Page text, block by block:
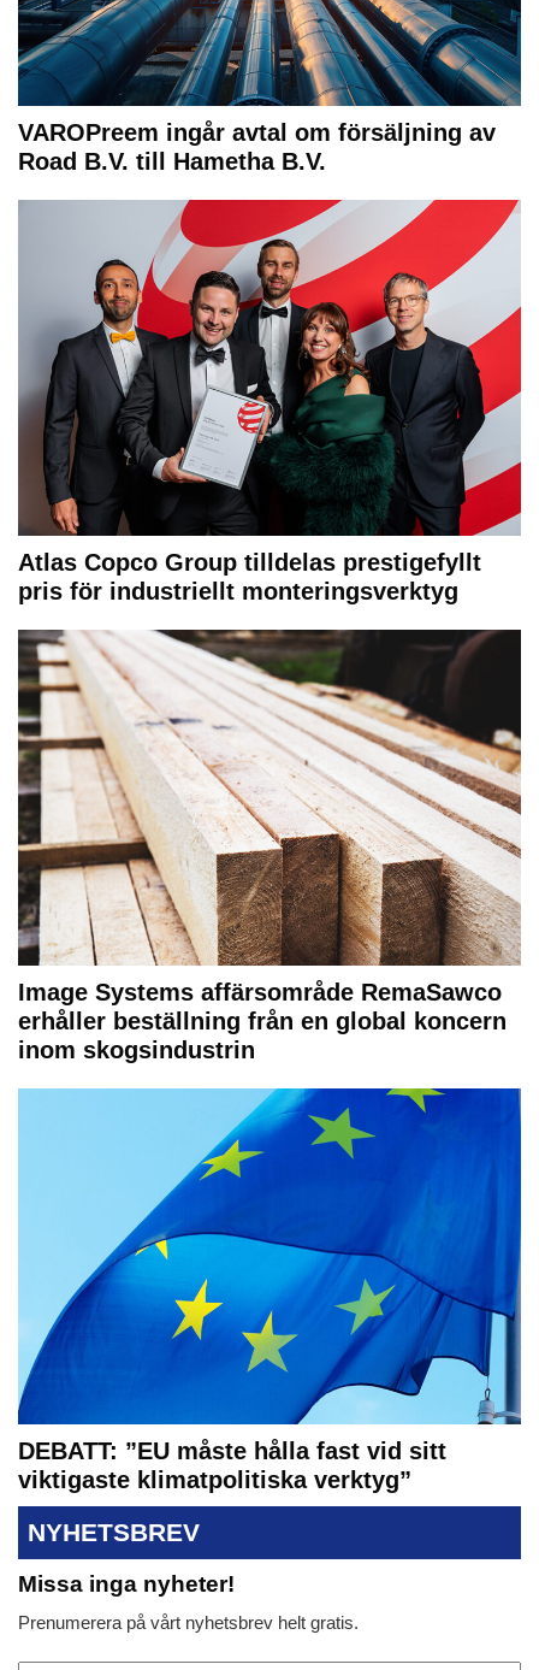
VAROPreem ingår avtal om försäljning av
Road B.V. till Hametha B.V.
Atlas Copco Group tilldelas prestigefyllt
pris för industriellt monteringsverktyg
Image Systems affärsområde RemaSawco
erhåller beställning från en global koncern
inom skogsindustrin
DEBATT: ”EU måste hålla fast vid sitt
viktigaste klimatpolitiska verktyg”
NYHETSBREV
Missa inga nyheter!
Prenumerera på vårt nyhetsbrev helt gratis.